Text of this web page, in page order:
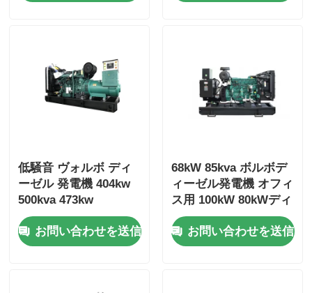
低騒音 ヴォルボ ディ
ーゼル 発電機 404kw
500kva 473kw
587.5kva マリン ジェ
ネセット ディーゼル
お問い合わせを送信
68kW 85kva ボルボデ
ィーゼル発電機 オフィ
ス用 100kW 80kWディ
ーゼル発電機
お問い合わせを送信